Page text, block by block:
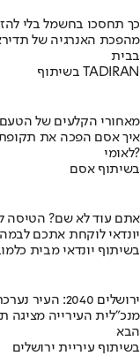
כך תחסכו בחשמל בלי
מהפכת האנרגיה של
בבית
בשיתוף TADIRAN
מאחורי הקלעים של
לאומי?
בשיתוף אסם
אתם עוד לא שם? הטיסה
יונדאי לוקחת אתכם
בשיתוף יונדאי מבית
ירושלים 2040: העיר נערכת ל- 1.5 מליון תושבים
מנכ"לית העירייה מציגה
הבא
בשיתוף עיריית ירושלים